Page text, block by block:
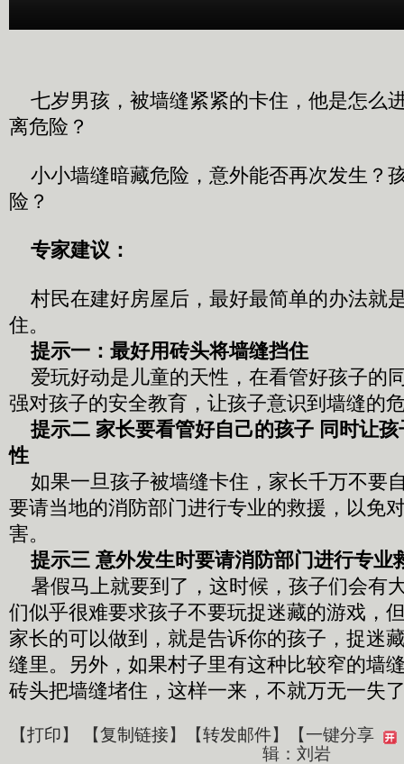
七岁男孩，被墙缝紧紧的卡住，他是怎么
离危险？
小小墙缝暗藏危险，意外能否再次发生？
险？
专家建议：
村民在建好房屋后，最好最简单的办法就
住。
提示一：最好用砖头将墙缝挡住
爱玩好动是儿童的天性，在看管好孩子的
强对孩子的安全教育，让孩子意识到墙缝的
提示二 家长要看管好自己的孩子 同时让
性
如果一旦孩子被墙缝卡住，家长千万不要
要请当地的消防部门进行专业的救援，以免
害。
提示三 意外发生时要请消防部门进行专业
暑假马上就要到了，这时候，孩子们会有
们似乎很难要求孩子不要玩捉迷藏的游戏，
家长的可以做到，就是告诉你的孩子，捉迷
缝里。另外，如果村子里有这种比较窄的墙
砖头把墙缝堵住，这样一来，不就万无一失
【打印】 【复制链接】【转发邮件】
【一键分享
辑：刘岩